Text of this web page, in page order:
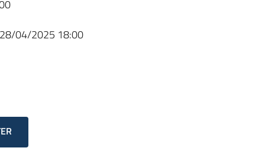
04/2025 18:00